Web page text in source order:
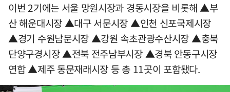
이번 2기에는 서울 망원시장과 경동시장을 비롯해 ▲부
산 해운대시장 ▲대구 서문시장 ▲인천 신포국제시장
▲경기 수원남문시장 ▲강원 속초관광수산시장 ▲충북
단양구경시장 ▲전북 전주남부시장 ▲경북 안동구시장
연합 ▲제주 동문재래시장 등 총 11곳이 포함됐다.